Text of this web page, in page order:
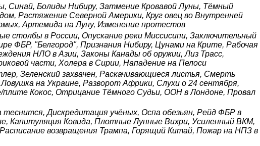
Синай, Болиды Нибиру, Затмение Кровавой Луны, Тёмный
Растяжение Северной Америки, Круг овец во Внутренней
Артемида на Луну, Изменение протестов
столбы в России, Опускание реки Миссисипи, Заключительный
ФБР, "Белгород", Признания Нибиру, Цунами на Крите, Рабочая
НЛО в Азии, Законы Канады об оружии, Лиз Трасс,
части, Холера в Сирии, Нападение на Пелоси
Зеленский захвачен, Раскачивающиеся листья, Смерть
на Украине, Разворот Африки, Слухи о 24 сентября,
Кокос, Отрицание Тёмного Судьи, ООН в Лондоне, Провал
Дискредитация учёных, Оспа обезьян, Рейд ФБР в
Капитуляция Ковида, Плотные Лунные Вихри, Усиленный ВКМ,
возвращения Трампа, Горящий Китай, Пожар на НПЗ в